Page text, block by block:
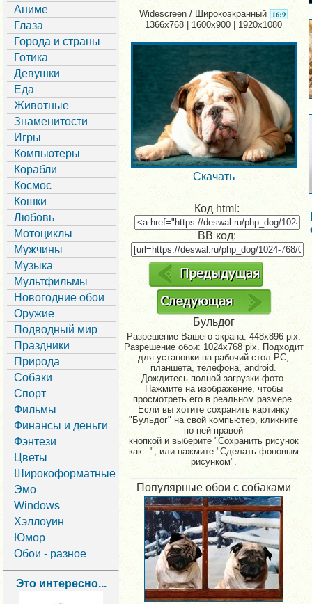
Аниме
Глаза
Города и страны
Готика
Девушки
Еда
Животные
Знаменитости
Игры
Компьютеры
Корабли
Космос
Кошки
Любовь
Мотоциклы
Мужчины
Музыка
Мультфильмы
Новогодние обои
Оружие
Подводный мир
Праздники
Природа
Собаки
Спорт
Фильмы
Финансы и деньги
Фэнтези
Цветы
Широкоформатные
Эмо
Windows
Хэллоуин
Юмор
Обои - разное
Это интересно...
Widescreen / Широкоэкранный
1366x768 | 1600x900 | 1920x1080
Скачать
Код html:
BB код:
Бульдог
Разрешение Вашего экрана:448x896 pix.
Разрешение обои: 1024x768 pix. Подходит
для установки на рабочий стол PC,
планшета, телефона, android.
Дождитесь полной загрузки фото.
Нажмите на изображение, чтобы
просмотреть его в реальном размере.
Если вы хотите сохранить картинку
"Бульдог" на свой компьютер, кликните
по ней правой
кнопкой и выберите "Сохранить рисунок
как...", или нажмите "Сделать фоновым
рисунком".
Популярные обои с собаками